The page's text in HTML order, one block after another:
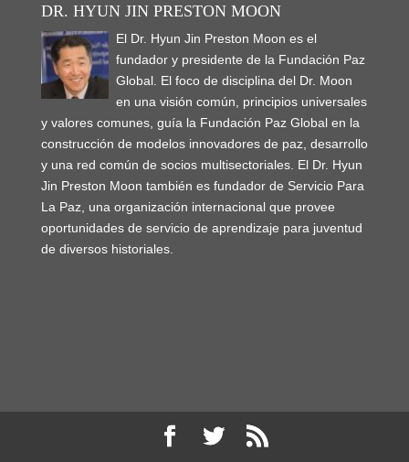
DR. HYUN JIN PRESTON MOON
El Dr. Hyun Jin Preston Moon es el
fundador y presidente de la Fundación Paz
Global. El foco de disciplina del Dr. Moon
en una visión común, principios universales
y valores comunes, guía la Fundación Paz Global en la
construcción de modelos innovadores de paz, desarrollo
y una red común de socios multisectoriales. El Dr. Hyun
Jin Preston Moon también es fundador de Servicio Para
La Paz, una organización internacional que provee
oportunidades de servicio de aprendizaje para juventud
de diversos historiales.